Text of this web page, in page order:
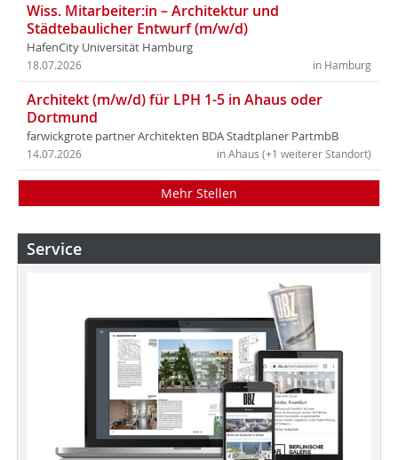
Wiss. Mitarbeiter:in – Architektur und
Städtebaulicher Entwurf (m/w/d)
HafenCity Universität Hamburg
in Hamburg
18.07.2026
Architekt (m/w/d) für LPH 1-5 in Ahaus oder
Dortmund
farwickgrote partner Architekten BDA Stadtplaner PartmbB
in Ahaus (+1 weiterer Standort)
14.07.2026
Mehr Stellen
Service